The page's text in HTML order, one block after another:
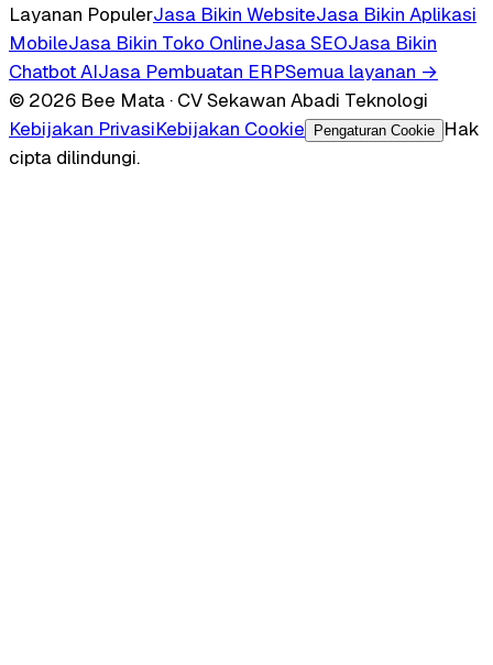
Layanan PopulerJasa Bikin WebsiteJasa Bikin Aplikasi
MobileJasa Bikin Toko OnlineJasa SEOJasa Bikin
Chatbot AIJasa Pembuatan ERPSemua layanan →
© 2026 Bee Mata · CV Sekawan Abadi Teknologi
Kebijakan PrivasiKebijakan Cookie Pengaturan Cookie
Hak
cipta dilindungi.